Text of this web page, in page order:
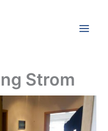
Strom